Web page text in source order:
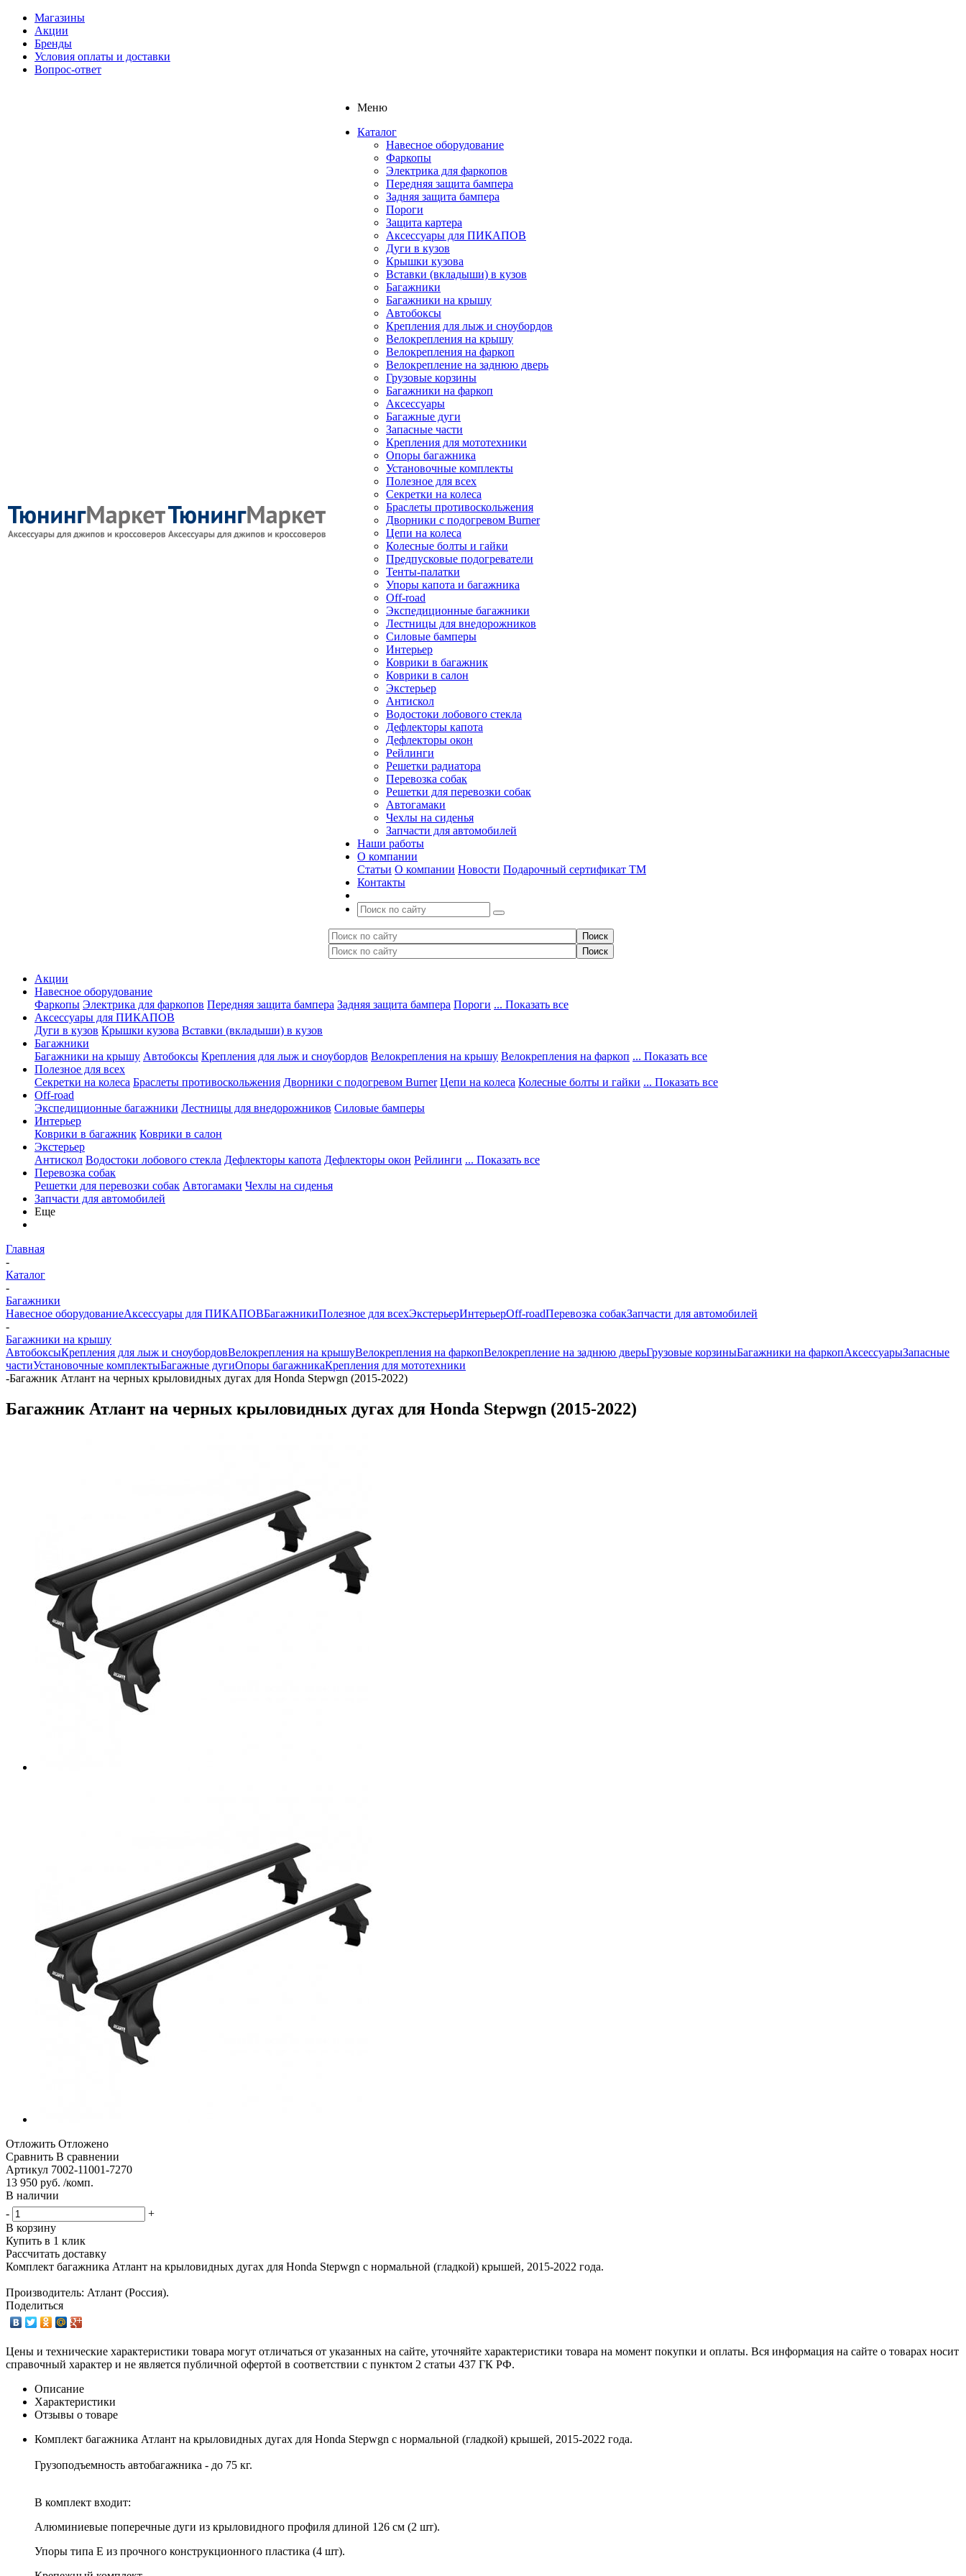
Магазины
Акции
Бренды
Условия оплаты и доставки
Вопрос-ответ
Меню
Каталог
Навесное оборудование
Фаркопы
Электрика для фаркопов
Передняя защита бампера
Задняя защита бампера
Пороги
Защита картера
Аксессуары для ПИКАПОВ
Дуги в кузов
Крышки кузова
Вставки (вкладыши) в кузов
Багажники
Багажники на крышу
Автобоксы
Крепления для лыж и сноубордов
Велокрепления на крышу
Велокрепления на фаркоп
Велокрепление на заднюю дверь
Грузовые корзины
Багажники на фаркоп
Аксессуары
Багажные дуги
Запасные части
Крепления для мототехники
Опоры багажника
Установочные комплекты
Полезное для всех
Секретки на колеса
Браслеты противоскольжения
Дворники с подогревом Burner
Цепи на колеса
Колесные болты и гайки
Предпусковые подогреватели
Тенты-палатки
Упоры капота и багажника
Off-road
Экспедиционные багажники
Лестницы для внедорожников
Силовые бамперы
Интерьер
Коврики в багажник
Коврики в салон
Экстерьер
Антискол
Водостоки лобового стекла
Дефлекторы капота
Дефлекторы окон
Рейлинги
Решетки радиатора
Перевозка собак
Решетки для перевозки собак
Автогамаки
Чехлы на сиденья
Запчасти для автомобилей
Наши работы
О компании
Статьи О компании Новости Подарочный сертификат ТМ
Контакты
Акции
Навесное оборудование
Фаркопы Электрика для фаркопов Передняя защита бампера Задняя защита бампера Пороги ... Показать все
Аксессуары для ПИКАПОВ
Дуги в кузов Крышки кузова Вставки (вкладыши) в кузов
Багажники
Багажники на крышу Автобоксы Крепления для лыж и сноубордов Велокрепления на крышу Велокрепления на фаркоп ... Показать все
Полезное для всех
Секретки на колеса Браслеты противоскольжения Дворники с подогревом Burner Цепи на колеса Колесные болты и гайки ... Показать все
Off-road
Экспедиционные багажники Лестницы для внедорожников Силовые бамперы
Интерьер
Коврики в багажник Коврики в салон
Экстерьер
Антискол Водостоки лобового стекла Дефлекторы капота Дефлекторы окон Рейлинги ... Показать все
Перевозка собак
Решетки для перевозки собак Автогамаки Чехлы на сиденья
Запчасти для автомобилей
Еще
Главная
-
Каталог
-
Багажники
Навесное оборудованиеАксессуары для ПИКАПОВБагажникиПолезное для всехЭкстерьерИнтерьерOff-roadПеревозка собакЗапчасти для автомобилей
-
Багажники на крышу
АвтобоксыКрепления для лыж и сноубордовВелокрепления на крышуВелокрепления на фаркопВелокрепление на заднюю дверьГрузовые корзиныБагажники на фаркопАксессуарыЗапасные
частиУстановочные комплектыБагажные дугиОпоры багажникаКрепления для мототехники
-Багажник Атлант на черных крыловидных дугах для Honda Stepwgn (2015-2022)
Багажник Атлант на черных крыловидных дугах для Honda Stepwgn (2015-2022)
Отложить Отложено
Сравнить В сравнении
Артикул 7002-11001-7270
13 950 руб. /комп.
В наличии
-
+
В корзину
Купить в 1 клик
Рассчитать доставку
Комплект багажника Атлант на крыловидных дугах для Honda Stepwgn с нормальной (гладкой) крышей, 2015-2022 года.
Производитель: Атлант (Россия).
Поделиться
Цены и технические характеристики товара могут отличаться от указанных на сайте, уточняйте характеристики товара на момент покупки и оплаты. Вся информация на сайте о товарах носит
справочный характер и не является публичной офертой в соответствии с пунктом 2 статьи 437 ГК РФ.
Описание
Характеристики
Отзывы о товаре
Комплект багажника Атлант на крыловидных дугах для Honda Stepwgn с нормальной (гладкой) крышей, 2015-2022 года.
Грузоподъемность автобагажника - до 75 кг.
В комплект входит:
Алюминиевые поперечные дуги из крыловидного профиля длиной 126 см (2 шт).
Упоры типа E из прочного конструкционного пластика (4 шт).